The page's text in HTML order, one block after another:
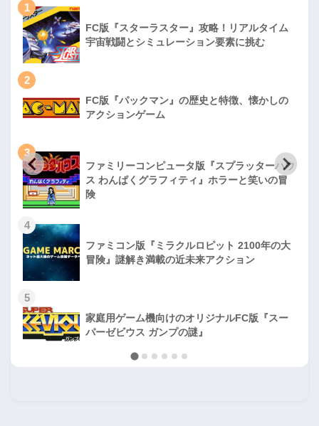
1
FC版『スターラスター』攻略！リアルタイム
宇宙戦闘とシミュレーション要素に挑む
2
FC版『パックマン』の歴史と特徴、懐かしの
アクションゲーム
3
ファミリーコンピュータ版『スプラッターハウ
ス わんぱくグラフィティ』ホラーと笑いの冒
険
4
ファミコン版『ミラクルロピット 2100年の大
冒険』謎解き満載の近未来アクション
5
家庭用ゲーム機向けのオリジナルFC版『スー
パーゼビウス ガンプの謎』